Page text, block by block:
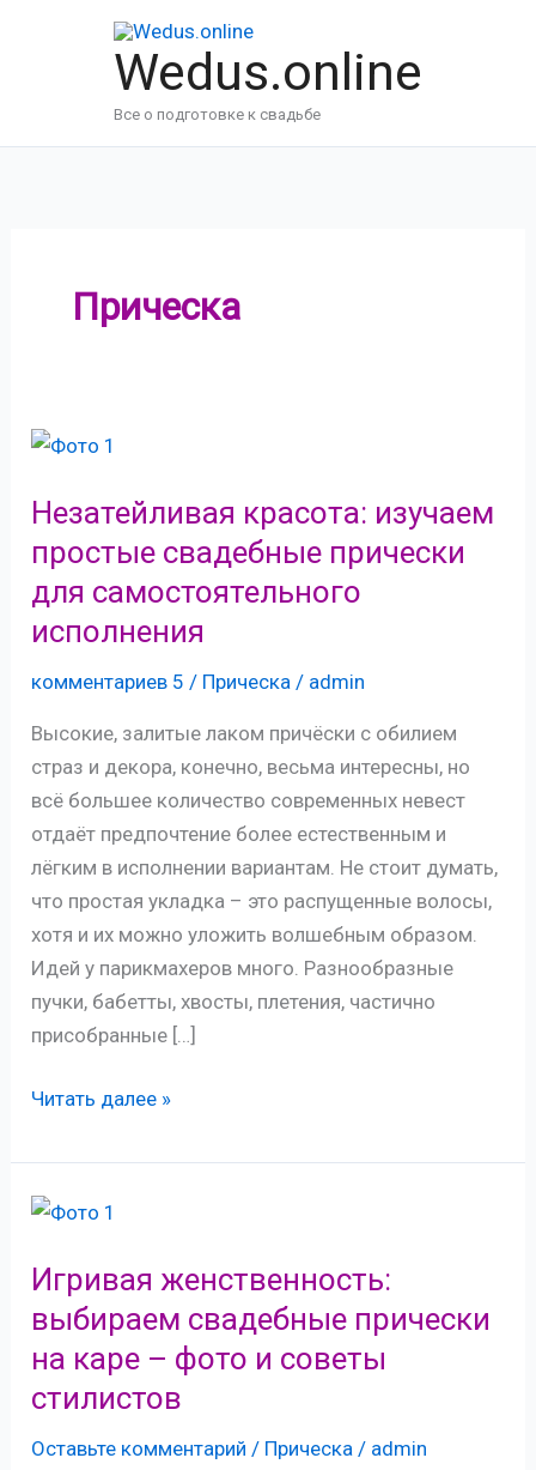
содержимомуWedus.online
Все о подготовке к свадьбе
Прическа
Незатейливая красота: изучаем
простые свадебные прически
для самостоятельного
исполнения
комментариев 5 / Прическа / admin
Высокие, залитые лаком причёски с обилием
страз и декора, конечно, весьма интересны, но
всё большее количество современных невест
отдаёт предпочтение более естественным и
лёгким в исполнении вариантам. Не стоит думать,
что простая укладка – это распущенные волосы,
хотя и их можно уложить волшебным образом.
Идей у парикмахеров много. Разнообразные
пучки, бабетты, хвосты, плетения, частично
присобранные […]
Незатейливая
изучаем
простые
прически
самостоятельного
исполнения
Читать далее »
Игривая женственность:
выбираем свадебные прически
на каре – фото и советы
стилистов
Оставьте комментарий / Прическа / admin